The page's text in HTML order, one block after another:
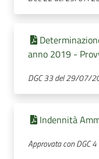
anno 2019 -
DGC 33 del 29/07/
Indennità
Approvata con DGC